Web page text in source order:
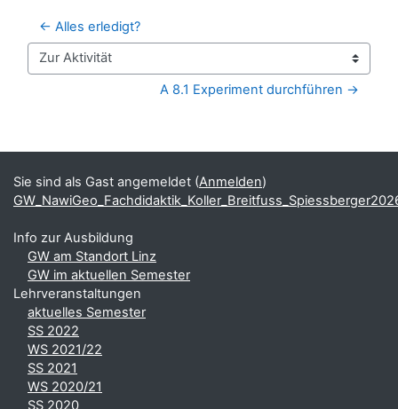
← Alles erledigt?
Zur Aktivität
A 8.1 Experiment durchführen →
Ergänzungsblöcke
Sie sind als Gast angemeldet (Anmelden)
Info zur Ausbildung
GW am Standort Linz
GW im aktuellen Semester
Lehrveranstaltungen
aktuelles Semester
SS 2022
WS 2021/22
SS 2021
WS 2020/21
SS 2020